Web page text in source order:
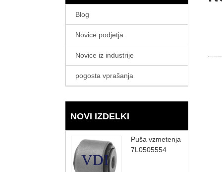
Blog
Novice podjetja
Novice iz industrije
pogosta vprašanja
NOVI IZDELKI
Puša vzmetenja
7L0505554